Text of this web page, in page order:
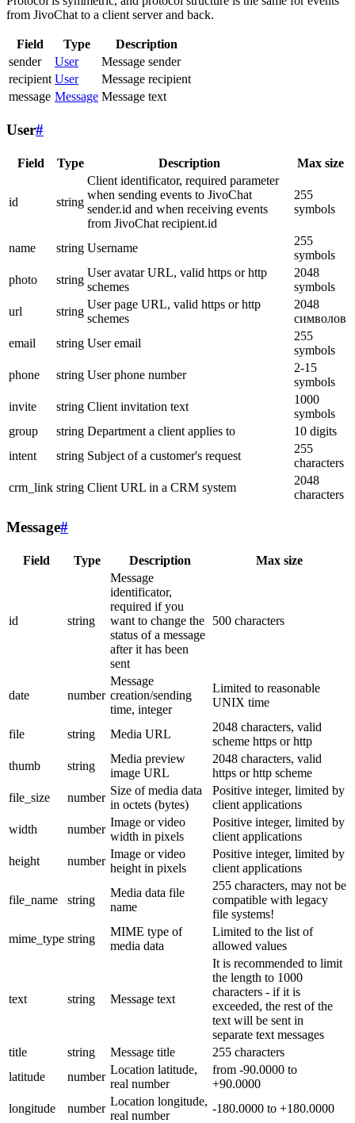
from JivoChat to a client server and back.
Field Type
Description
sender
User
Message sender
recipient User
Message recipient
message Message Message text
User#
Field Type Description Max size
id string
Client identificator, required parameter
when sending events to JivoChat
sender.id and when receiving events
from JivoChat recipient.id
255
symbols
name string Username
255
symbols
photo
string
User avatar URL, valid https or http
schemes
2048
symbols
url
string
User page URL, valid https or http
schemes
2048
символов
email
string User email
255
symbols
phone
string User phone number
2-15
symbols
invite
string Client invitation text
1000
symbols
group
string Department a client applies to
10 digits
intent
string Subject of a customer's request
255
characters
crm_link string Client URL in a CRM system
2048
characters
Message#
Field Type Description Max size
id string
Message
identificator,
required if you
want to change the
status of a message
after it has been
sent
500 characters
date number
Message
creation/sending
time, integer
Limited to reasonable
UNIX time
file string Media URL
2048 characters, valid
scheme https or http
thumb
string
Media preview
image URL
2048 characters, valid
https or http scheme
file_size
number
Size of media data
in octets (bytes)
Positive integer, limited by
client applications
width
number
Image or video
width in pixels
Positive integer, limited by
client applications
height
number
Image or video
height in pixels
Positive integer, limited by
client applications
file_name string
Media data file
name
255 characters, may not be
compatible with legacy
file systems!
mime_type string
MIME type of
media data
Limited to the list of
allowed values
text string Message text
It is recommended to limit
the length to 1000
characters - if it is
exceeded, the rest of the
text will be sent in
separate text messages
title
string Message title
255 characters
latitude
number
Location latitude,
real number
from -90.0000 to
+90.0000
longitude
number
Location longitude,
real number
-180.0000 to +180.0000